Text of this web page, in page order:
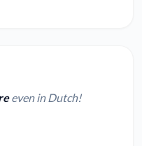
even in Dutch!